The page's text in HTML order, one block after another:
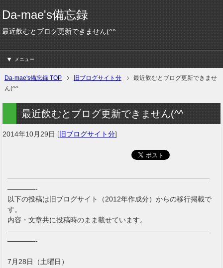
Da-mae's備忘録
最近飲むとブログ更新できません(^^ゞ
メニュー
Da-mae's備忘録 TOP 旧ブログサイト分
最近飲むとブログ更新できませ
ん(^^ゞ
最近飲むとブログ更新できません(^^ゞ
2014年10月29日 [ 旧ブログサイト分]
—————————————————————————————
————-
以下の投稿は旧ブログサイト（2012年作成分）からの移行掲載で
す。
内容・文章共に投稿時のまま載せています。
—————————————————————————————
————-
7月28日（土曜日）